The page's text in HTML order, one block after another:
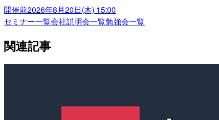
開催前2026年8月20日(木) 15:00
セミナー一覧会社説明会一覧勉強会一覧
関連記事